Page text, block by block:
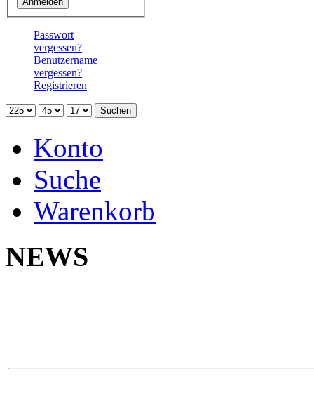
Passwort
vergessen?
Benutzername
vergessen?
Registrieren
Konto
Suche
Warenkorb
NEWS